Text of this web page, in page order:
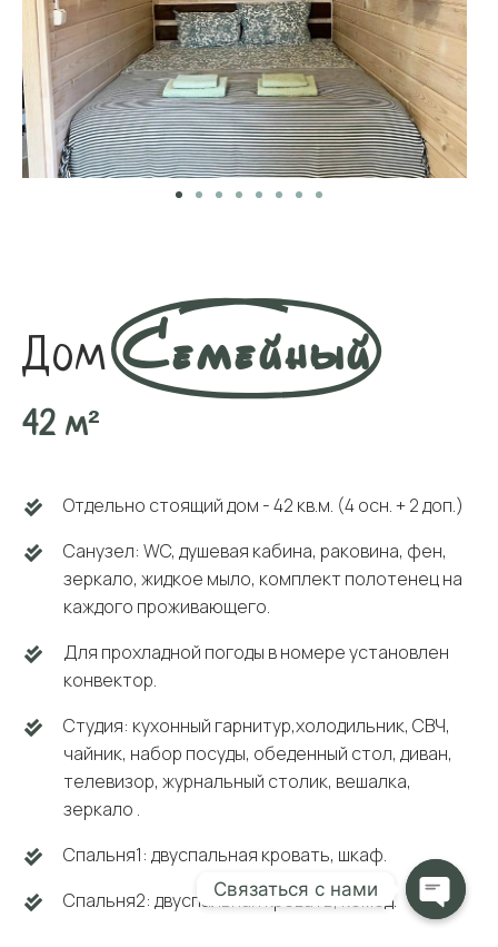
ДомСемейный
42 м²
Отдельно стоящий дом - 42 кв.м. (4 осн. + 2 доп.)
Санузел: WC, душевая кабина, раковина, фен,
зеркало, жидкое мыло, комплект полотенец на
каждого проживающего.
Для прохладной погоды в номере установлен
конвектор.
Студия: кухонный гарнитур,холодильник, СВЧ,
чайник, набор посуды, обеденный стол, диван,
телевизор, журнальный столик, вешалка,
зеркало .
Спальня1: двуспальная кровать, шкаф.
Спальня2: двуспальная кровать, комод.
Связаться с нами